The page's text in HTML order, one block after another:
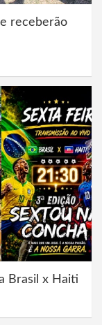
receberão
Brasil x Haiti